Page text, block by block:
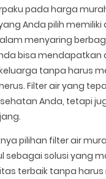
pada harga
Anda pilih
menyaring
bisa mendapatkan
tanpa harus
Filter air yang
Anda, tetapi
pilihan filter air
sebagai solusi yang
terbaik tanpa